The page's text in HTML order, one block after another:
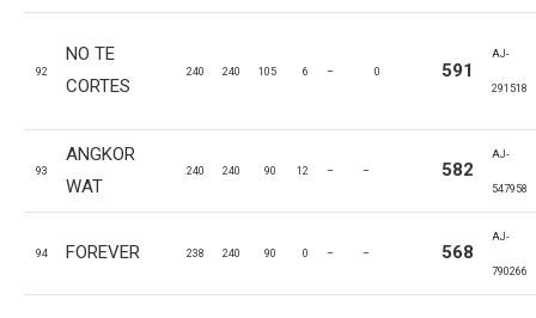
92
NO TE
CORTES
240 240 105 6 – 0 591
AJ-
291518
93
ANGKOR
WAT
240 240 90 12 – – 582
AJ-
547958
94 FOREVER 238 240 90 0 – – 568
AJ-
790266